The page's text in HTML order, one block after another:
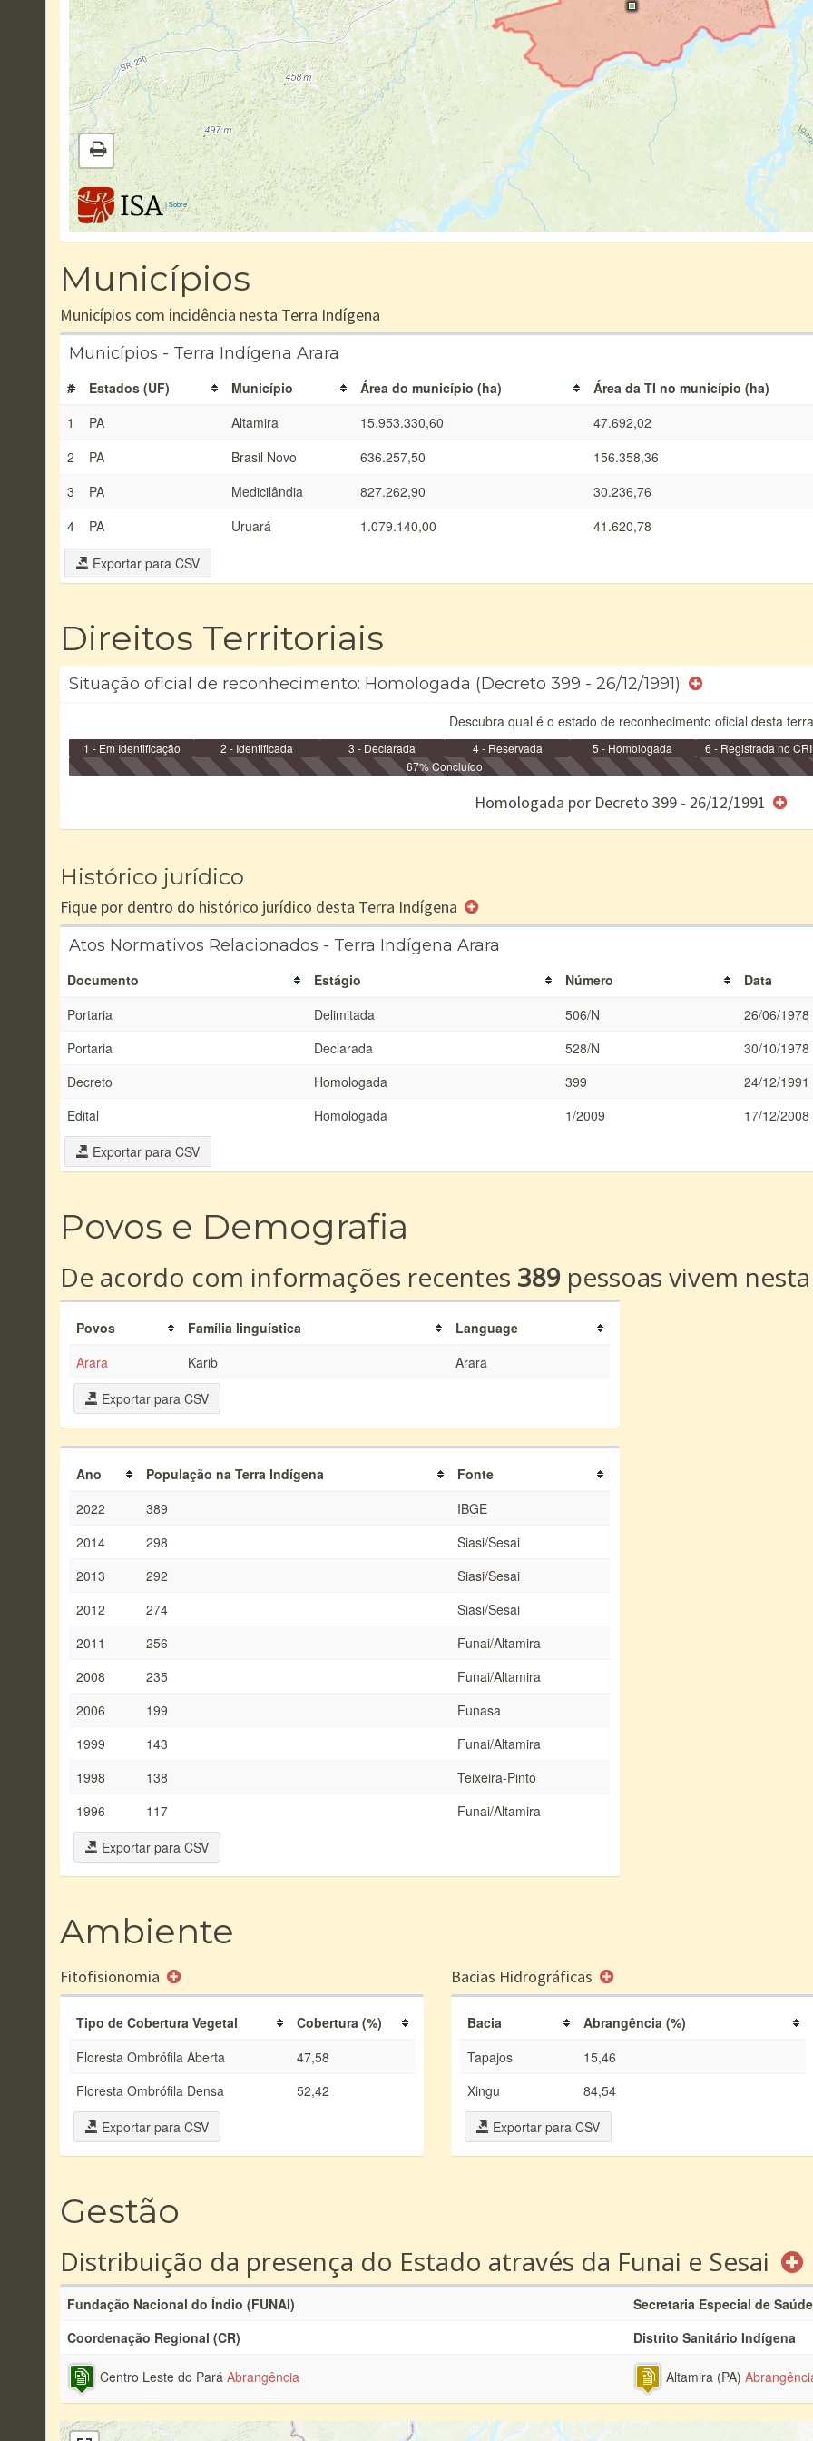
|Sobre
Municípios
Municípios com incidência nesta Terra Indígena
Municípios - Terra Indígena Arara
# Estados (UF) Município Área do município (ha)
Área da TI no município (ha)
1
PA Altamira 15.953.330,60
47.692,02
2
PA Brasil Novo 636.257,50
156.358,36
3
PA Medicilândia 827.262,90
30.236,76
4
PA Uruará 1.079.140,00 41.620,78
Exportar para CSV
Direitos Territoriais
Situação oficial de reconhecimento: Homologada (Decreto 399 - 26/12/1991)
Descubra qual é o estado de reconhecimento oficial desta
1 - Em Identificação 2 - Identificada 3 - Declarada 4 - Reservada 5 - Homologada
6 - Registrada no CRI
e/ou SPU
67% Concluído
Homologada por Decreto 399 - 26/12/1991
Histórico jurídico
Fique por dentro do histórico jurídico desta Terra Indígena
Atos Normativos Relacionados - Terra Indígena Arara
Documento Estágio Número
Data
Portaria
Delimitada 506/N
26/06/1978
Portaria
Declarada 528/N
30/10/1978
Decreto
Homologada 399
24/12/1991
Edital
Homologada 1/2009
17/12/2008
Exportar para CSV
Povos e Demografia
De acordo com informações recentes 389 pessoas vivem
Povos Família linguística
Language
Arara
Karib
Arara
Exportar para CSV
Ano População na Terra Indígena
Fonte
2022
389
IBGE
2014
298
Siasi/Sesai
2013
292
Siasi/Sesai
2012
274
Siasi/Sesai
2011
256
Funai/Altamira
2008
235
Funai/Altamira
2006
199
Funasa
1999
143
Funai/Altamira
1998
138
Teixeira-Pinto
1996
117
Funai/Altamira
Exportar para CSV
Ambiente
Fitofisionomia
Tipo de Cobertura Vegetal
Cobertura (%)
Floresta Ombrófila Aberta
47,58
Floresta Ombrófila Densa
52,42
Exportar para CSV
Bacias Hidrográficas
Bacia
Abrangência (%)
Tapajos
15,46
Xingu
84,54
Exportar para CSV
Gestão
Distribuição da presença do Estado através da Funai e Sesai
Fundação Nacional do Índio (FUNAI)
Secretaria Especial de
Coordenação Regional (CR)
Distrito Sanitário Indígena
Centro Leste do Pará Abrangência Altamira (PA)